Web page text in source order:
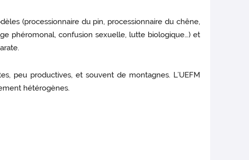
(processionnaire du pin, processionnaire du chêne,
phéromonal, confusion sexuelle, lutte biologique…) et
peu productives, et souvent de montagnes. L’UEFM
hétérogènes.